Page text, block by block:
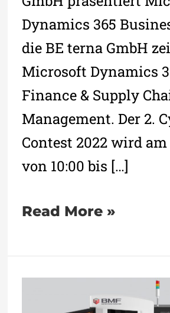
Dynamics 365
die BE terna GmbH
Microsoft Dynamics
Finance & Supply
Management. Der 2.
Contest 2022 wird am
von 10:00 bis […]
Read More »